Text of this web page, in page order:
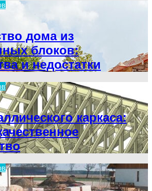
дома из
блоков:
и недостатки
каркаса: